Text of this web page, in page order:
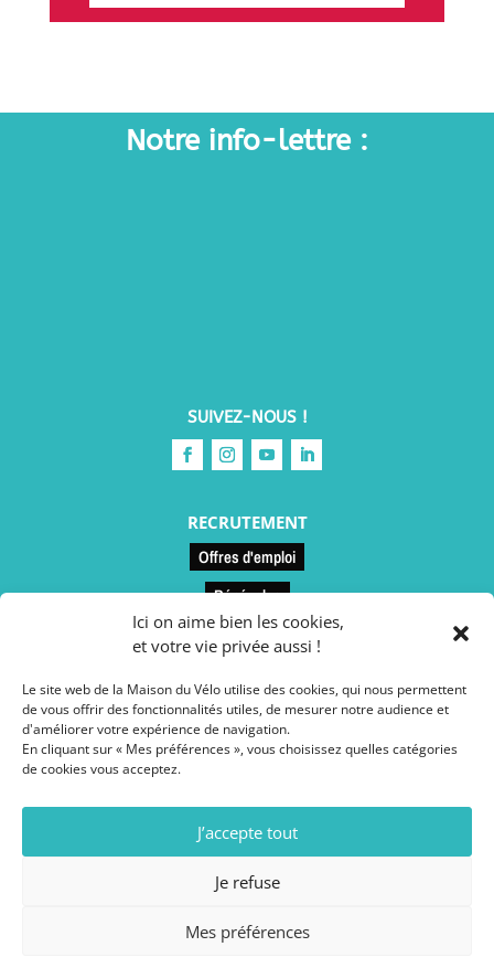
Ici on aime bien les cookies,
et votre vie privée aussi !
Le site web de la Maison du Vélo utilise des cookies, qui nous permettent
de vous offrir des fonctionnalités utiles, de mesurer notre audience et
d'améliorer votre expérience de navigation.
En cliquant sur « Mes préférences », vous choisissez quelles catégories
de cookies vous acceptez.
J’accepte tout
Je refuse
Mes préférences
Notre info-lettre :
SUIVEZ-NOUS !
RECRUTEMENT
Offres d'emploi
Bénévoles
LIENS UTILES
Contact et accès
Le restaurant
Espace presse
Adhésion
Mentions légales// Site web réalisé par l’